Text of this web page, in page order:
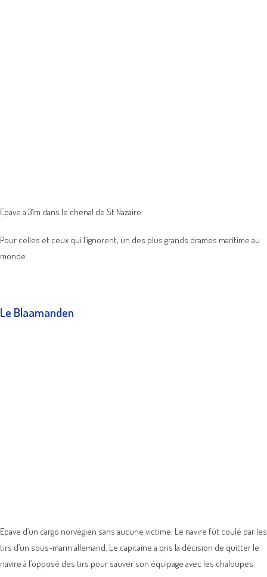
Epave a 31m dans le chenal de St Nazaire.
Pour celles et ceux qui l’ignorent, un des plus grands drames maritime au
monde.
Le Blaamanden
Epave d’un cargo norvégien sans aucune victime. Le navire fût coulé par les
tirs d’un sous-marin allemand. Le capitaine a pris la décision de quitter le
navire à l’opposé des tirs pour sauver son équipage avec les chaloupes.